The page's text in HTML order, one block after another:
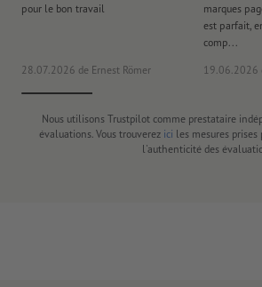
pour le bon travail
28.07.2026 de Ernest Römer
marques
est parfait,
comp...
19.06.2026
Nous utilisons Trustpilot comme prestataire
évaluations. Vous trouverez ici les mesures
l'authenticité des